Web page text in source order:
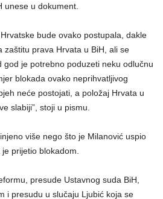
unese u dokument.
bude ovako postupala, dakle
zaštitu prava Hrvata u BiH, ali se
god je potrebno poduzeti neku odlučnu
blokada ovako neprihvatljivog
neće postojati, a položaj Hrvata u
slabiji”, stoji u pismu.
više nego što je Milanović uspio
prijetio blokadom.
presude Ustavnog suda BiH,
i presudu u slučaju Ljubić koja se